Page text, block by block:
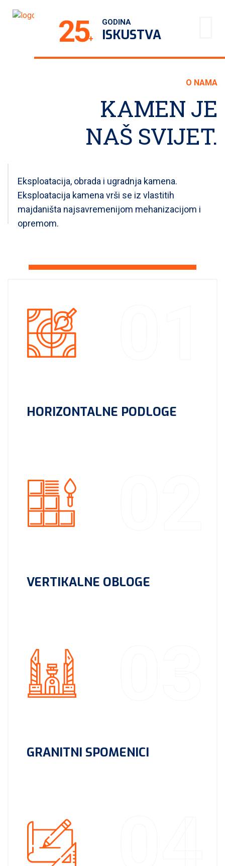
25+
GODINA
ISKUSTVA
O NAMA
KAMEN JE
NAŠ SVIJET.
Eksploatacija, obrada i ugradnja kamena.
Eksploatacija kamena vrši se iz vlastitih
majdaništa najsavremenijom mehanizacijom i
opremom.
HORIZONTALNE PODLOGE
VERTIKALNE OBLOGE
GRANITNI SPOMENICI